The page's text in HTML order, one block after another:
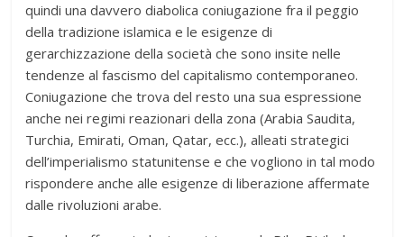
quindi una davvero diabolica coniugazione fra il peggio
della tradizione islamica e le esigenze di
gerarchizzazione della società che sono insite nelle
tendenze al fascismo del capitalismo contemporaneo.
Coniugazione che trova del resto una sua espressione
anche nei regimi reazionari della zona (Arabia Saudita,
Turchia, Emirati, Oman, Qatar, ecc.), alleati strategici
dell’imperialismo statunitense e che vogliono in tal modo
rispondere anche alle esigenze di liberazione affermate
dalle rivoluzioni arabe.